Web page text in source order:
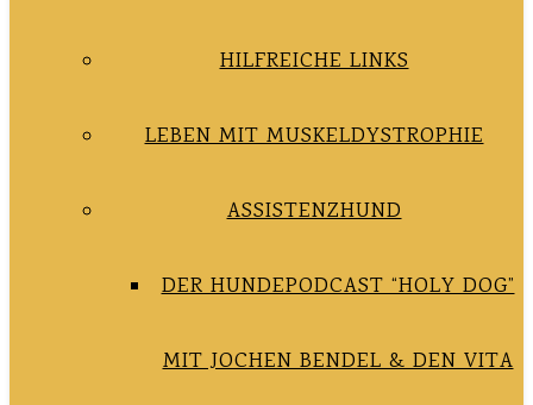
HILFREICHE LINKS
LEBEN MIT MUSKELDYSTROPHIE
ASSISTENZHUND
DER HUNDEPODCAST “HOLY DOG”
MIT JOCHEN BENDEL & DEN VITA